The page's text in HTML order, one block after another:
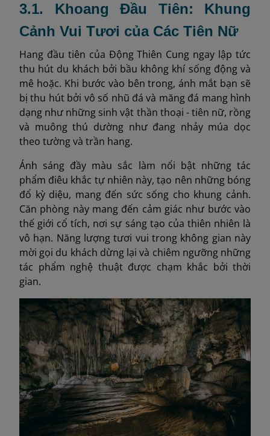
3.1. Khoang Đầu Tiên: Khung
Cảnh Vui Tươi của Các Tiên Nữ
Hang đầu tiên của Động Thiên Cung ngay lập tức
thu hút du khách bởi bầu không khí sống động và
mê hoặc. Khi bước vào bên trong, ánh mắt bạn sẽ
bị thu hút bởi vô số nhũ đá và măng đá mang hình
dạng như những sinh vật thần thoại - tiên nữ, rồng
và muông thú dường như đang nhảy múa dọc
theo tường và trần hang.
Ánh sáng đầy màu sắc làm nổi bật những tác
phẩm điêu khắc tự nhiên này, tạo nên những bóng
đổ kỳ diệu, mang đến sức sống cho khung cảnh.
Căn phòng này mang đến cảm giác như bước vào
thế giới cổ tích, nơi sự sáng tạo của thiên nhiên là
vô hạn. Năng lượng tươi vui trong không gian này
mời gọi du khách dừng lại và chiêm ngưỡng những
tác phẩm nghệ thuật được chạm khắc bởi thời
gian.